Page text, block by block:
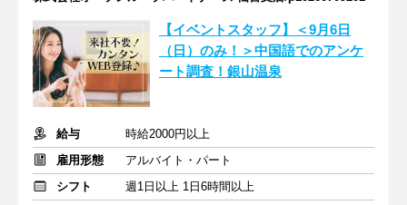
【イベントスタッフ】＜9月6日
（日）のみ！＞中国語でのアンケ
ート調査！銀山温泉
給与
時給2000円以上
雇用形態
アルバイト・パート
シフト
週1日以上 1日6時間以上